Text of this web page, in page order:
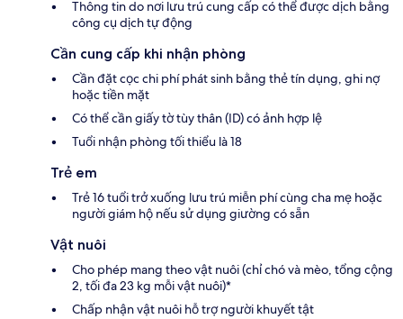
Thông tin do nơi lưu trú cung cấp có thể được dịch bằng
công cụ dịch tự động
Cần cung cấp khi nhận phòng
Cần đặt cọc chi phí phát sinh bằng thẻ tín dụng, ghi nợ
hoặc tiền mặt
Có thể cần giấy tờ tùy thân (ID) có ảnh hợp lệ
Tuổi nhận phòng tối thiểu là 18
Trẻ em
Trẻ 16 tuổi trở xuống lưu trú miễn phí cùng cha mẹ hoặc
người giám hộ nếu sử dụng giường có sẵn
Vật nuôi
Cho phép mang theo vật nuôi (chỉ chó và mèo, tổng cộng
2, tối đa 23 kg mỗi vật nuôi)*
Chấp nhận vật nuôi hỗ trợ người khuyết tật